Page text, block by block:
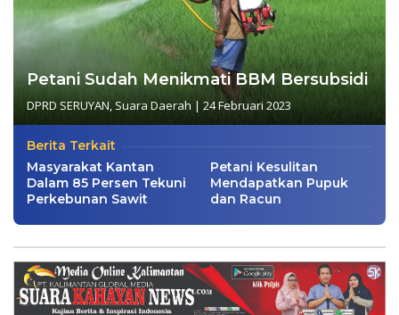
Petani Sudah Menikmati BBM Bersubsidi
DPRD SERUYAN,Suara Daerah | 24 Februari 2023
Berita Terkait
Masyarakat Kantan
Dalam 85 Persen Tekuni
Perkebunan Sawit
Petani Kesulitan
Mendapatkan Pupuk
dan Racun